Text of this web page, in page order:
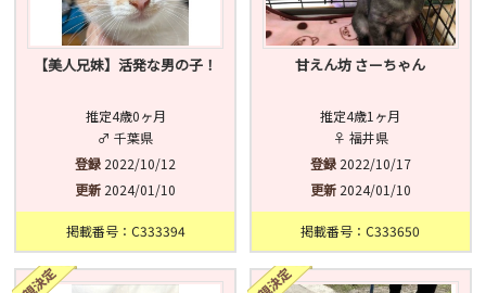
【美人兄妹】活発な男の子！
推定4歳0ヶ月
♂ 千葉県
登録 2022/10/12
更新 2024/01/10
掲載番号：C333394
甘えん坊 さーちゃん
推定4歳1ヶ月
♀ 福井県
登録2022/10/17
更新2024/01/10
掲載番号：C333650